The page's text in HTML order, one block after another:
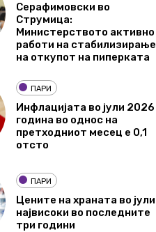
Серафимовски во
Струмица:
Министерството активно
работи на стабилизирање
на откупот на пиперката
ПАРИ
Инфлацијата во јули 2026
година во однос на
претходниот месец е 0,1
отсто
ПАРИ
Цените на храната во јули
највисоки во последните
три години